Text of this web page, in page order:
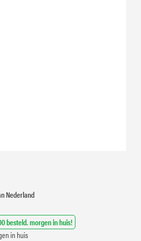
Nederland
besteld. morgen in huis!
in huis